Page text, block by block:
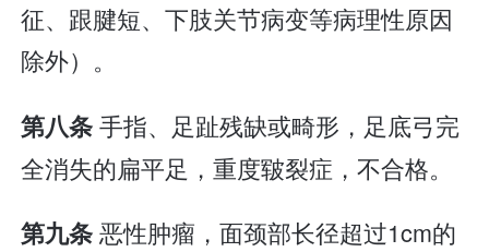
征、跟腱短、下肢关节病变等病理性原因
除外）。
第八条手指、足趾残缺或畸形，足底弓完
全消失的扁平足，重度皲裂症，不合格。
第九条恶性肿瘤，面颈部长径超过1cm的